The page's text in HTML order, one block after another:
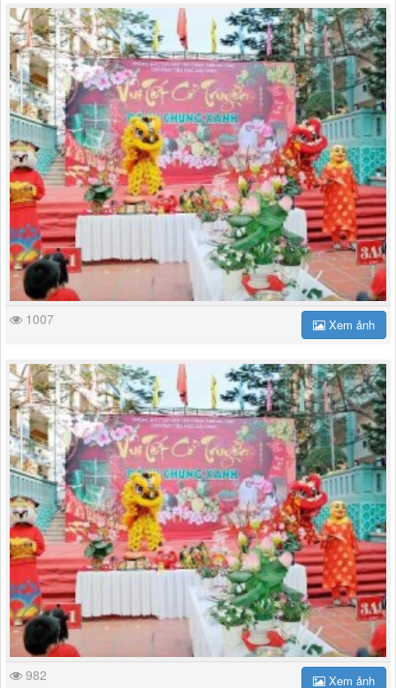
1007 Xem ảnh
982 Xem ảnh